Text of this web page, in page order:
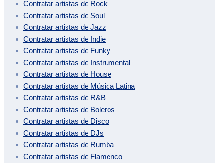
Contratar artistas de Rock
Contratar artistas de Soul
Contratar artistas de Jazz
Contratar artistas de Indie
Contratar artistas de Funky
Contratar artistas de Instrumental
Contratar artistas de House
Contratar artistas de Música Latina
Contratar artistas de R&B
Contratar artistas de Boleros
Contratar artistas de Disco
Contratar artistas de DJs
Contratar artistas de Rumba
Contratar artistas de Flamenco